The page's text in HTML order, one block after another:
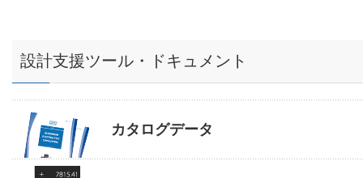
設計支援ツール・ドキュメント
カタログデータ